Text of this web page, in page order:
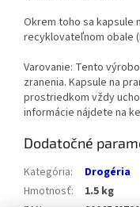
Okrem toho sa kapsule
recyklovateľnom obale
Varovanie: Tento
zranenia. Kapsule na
prostriedkom vždy
informácie nájdete na
Dodatočné
Kategória:
Drogéria
Hmotnosť:
1.5 kg